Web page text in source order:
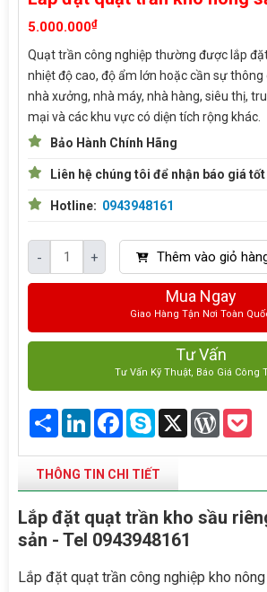
5.000.000₫
Quạt trần công nghiệp thường được lắp
nhiệt độ cao, độ ẩm lớn hoặc cần sự
nhà xưởng, nhà máy, nhà hàng, siêu thị,
mại và các khu vực có diện tích rộng khác.
Bảo Hành Chính Hãng
Liên hệ chúng tôi để nhận báo giá
Hotline: 0943948161
- + Thêm vào giỏ
Mua Ngay
Giao Hàng Tận Nơi Toàn
Tư Vấn
Tư Vấn Kỹ Thuật, Báo Giá Công
Share LinkedInFacebook
Skype X
THÔNG TIN CHI TIẾT
Lắp đặt quạt trần kho sầu
sản - Tel 0943948161
Lắp đặt quạt trần công nghiệp kho